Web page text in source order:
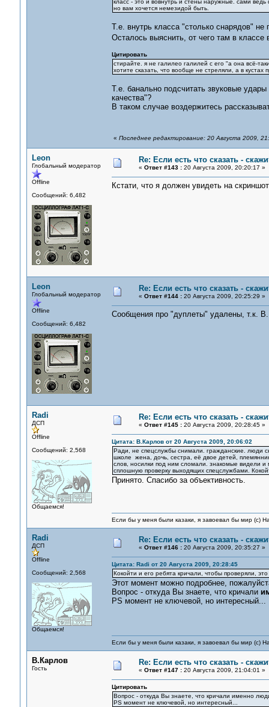
класс - это и вовнутрь и стены наружные. сами
но вам хочется немезидой быть.
Т.е. внутрь класса "столько снарядов"
Осталось выяснить, от чего там в
Цитировать
стирайте. я не галилео галилей с его "а она всё-
хотите сказать, что вообще не стреляли, а в
Т.е. банально подсчитать звуковые
качества"?
В таком случае воздержитесь
« Последнее редактирование: 20 Августа 2009,
Leon
Глобальный модератор
Offline
Сообщений: 6,482
Re: Если есть что сказать -
« Ответ #143 :20 Августа 2009, 20:20:17 »
Кстати, что я должен увидеть на
Leon
Глобальный модератор
Offline
Сообщений: 6,482
Re: Если есть что сказать -
« Ответ #144 :20 Августа 2009, 20:25:29 »
Сообщения про "дуплеты" удалены, т.к. В.
Radi
ДСП
Offline
Сообщений: 2,568
Общаемся!
Re: Если есть что сказать -
« Ответ #145 :20 Августа 2009, 20:28:45 »
Цитата: В.Карлов от 20 Августа 2009, 20:06:02
Ради, не спецслужбы снимали. гражданские. люди
школе жена, дочь, сестра, её двое детей,
слов, носилки под ним сломали. знакомые видели и
сплошную проверку выходящих спецслужбами.
Принято. Спасибо за объективность.
Если бы у меня были казаки, я завоевал бы мир (с)
Radi
ДСП
Offline
Сообщений: 2,568
Общаемся!
Re: Если есть что сказать -
« Ответ #146 :20 Августа 2009, 20:35:27 »
Цитата: Radi от 20 Августа 2009, 20:28:45
Кокойти и его ребята кричали, чтобы проверяли,
Этот момент можно подробнее,
Вопрос - откуда Вы знаете, что кричали
PS момент не ключевой, но интересный...
Если бы у меня были казаки, я завоевал бы мир (с)
В.Карлов
Гость
Re: Если есть что сказать -
« Ответ #147 :20 Августа 2009, 21:04:01 »
Цитировать
Вопрос - откуда Вы знаете, что кричали именно
PS момент не ключевой, но интересный...